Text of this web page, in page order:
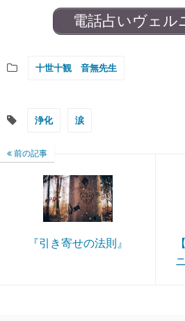
電話占いヴェル
十世十観 音無先生
浄化 涙
前の記事
『引き寄せの法則』